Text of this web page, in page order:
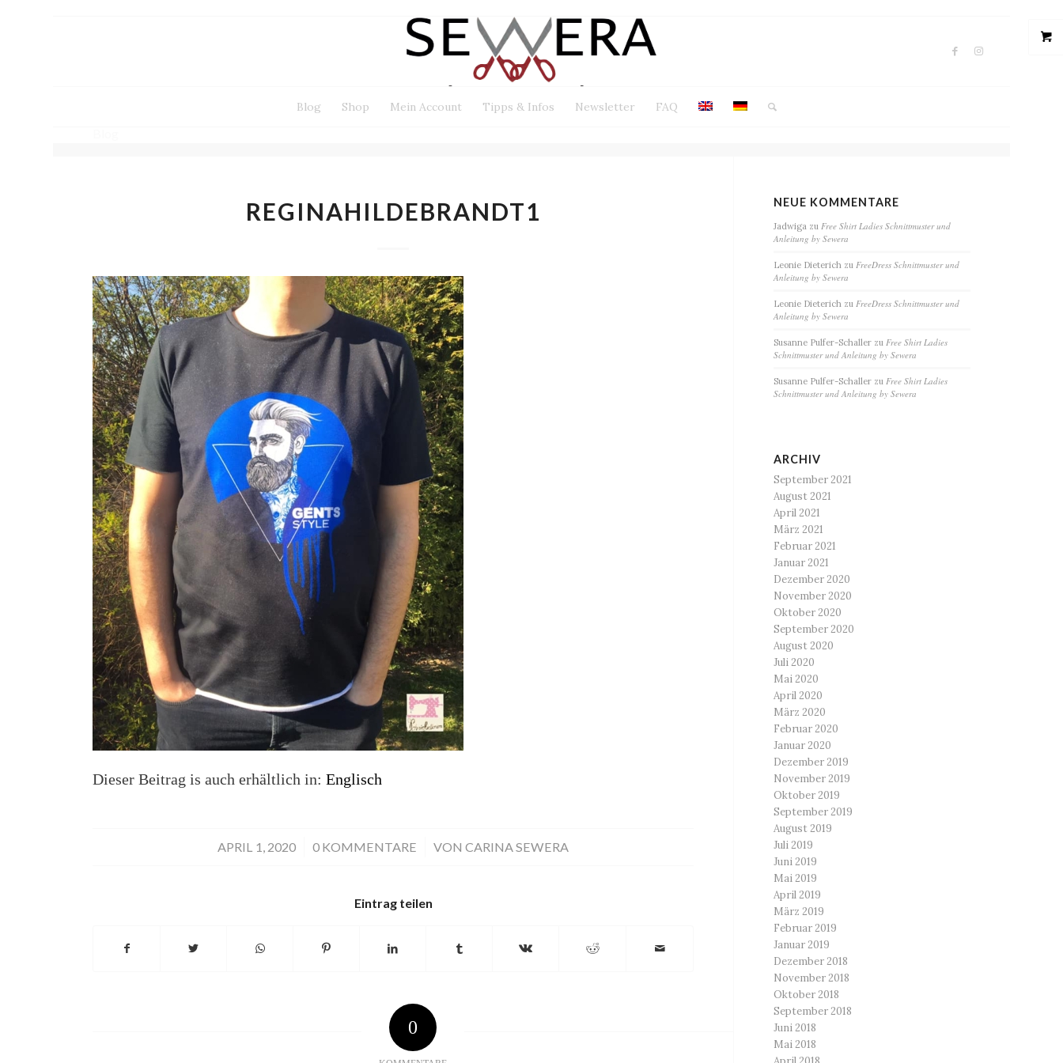
Blog Shop Mein Account Tipps & Infos Newsletter FAQ
REGINAHILDEBRANDT1
Dieser Beitrag is auch erhältlich in:Englisch
APRIL 1, 2020
/ 0 KOMMENTARE
/ VONCARINA SEWERA
Eintrag teilen
0
NEUE KOMMENTARE
Jadwiga zuFree Shirt Ladies Schnittmuster und
Anleitung by Sewera
Leonie Dieterich zuFreeDress Schnittmuster und
Anleitung by Sewera
Leonie Dieterich zuFreeDress Schnittmuster und
Anleitung by Sewera
Susanne Pulfer-Schaller zuFree Shirt Ladies
Schnittmuster und Anleitung by Sewera
Susanne Pulfer-Schaller zuFree Shirt Ladies
Schnittmuster und Anleitung by Sewera
ARCHIV
September 2021
August 2021
April 2021
März 2021
Februar 2021
Januar 2021
Dezember 2020
November 2020
Oktober 2020
September 2020
August 2020
Juli 2020
Mai 2020
April 2020
März 2020
Februar 2020
Januar 2020
Dezember 2019
November 2019
Oktober 2019
September 2019
August 2019
Juli 2019
Juni 2019
Mai 2019
April 2019
März 2019
Februar 2019
Januar 2019
Dezember 2018
November 2018
Oktober 2018
September 2018
Juni 2018
Mai 2018